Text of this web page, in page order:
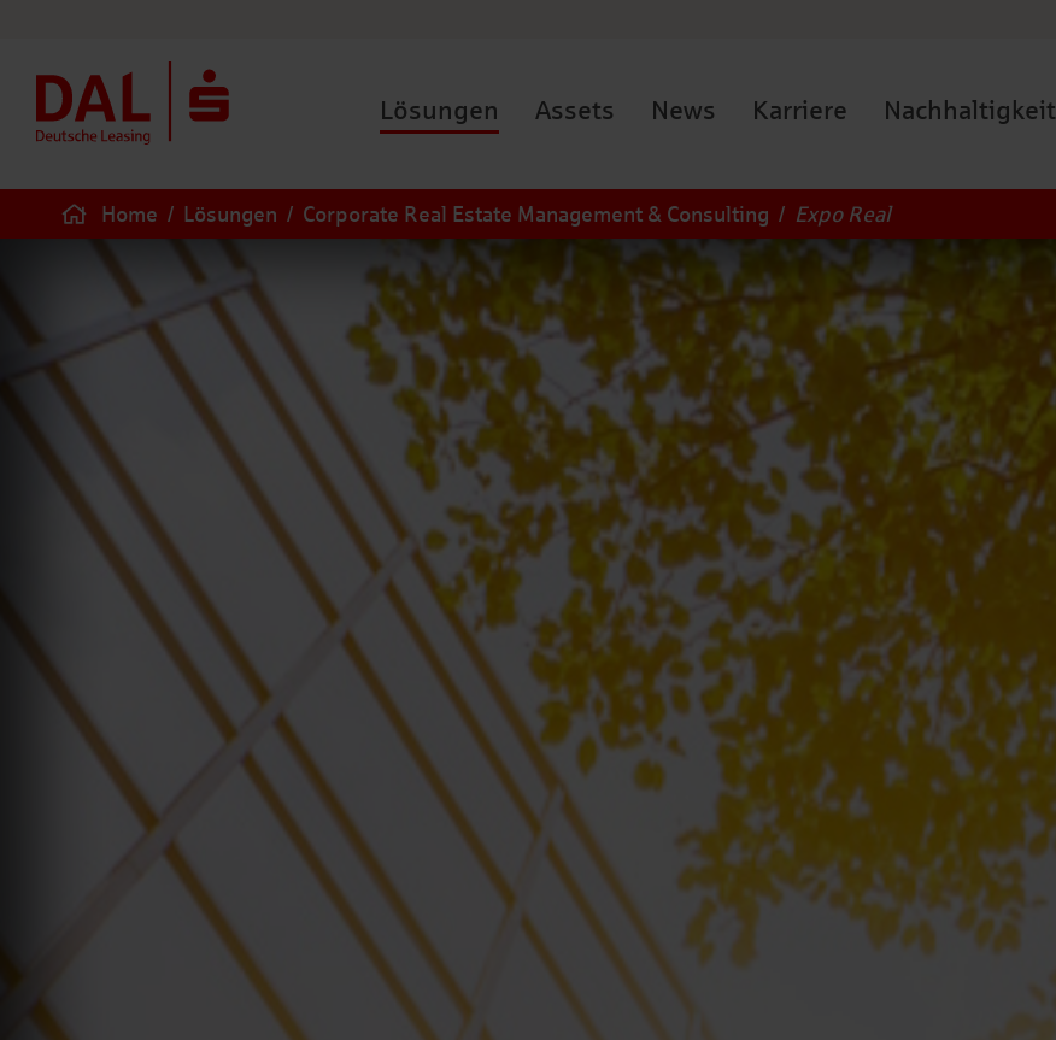
Lösungen Assets News Karriere Nachhaltigkeit
Home / Lösungen / Corporate Real Estate Management & Consulting / Expo Real